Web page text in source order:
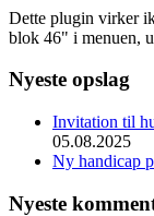
Dette plugin virker
blok 46" i menuen,
Nyeste opslag
Invitation til
05.08.2025
Ny handicap
Nyeste